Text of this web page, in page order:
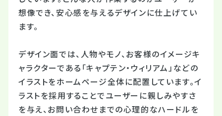
想像でき、安心感を与えるデザインに仕上げてい
ます。
デザイン面では、人物やモノ、お客様のイメージキ
ャラクターである「キャプテン・ウィリアム」などの
イラストをホームページ全体に配置しています。イ
ラストを採用することでユーザーに親しみやすさ
を与え、お問い合わせまでの心理的なハードルを